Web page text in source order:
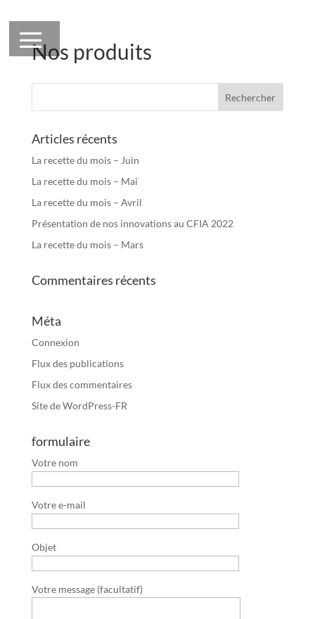
Nos produits
Articles récents
La recette du mois – Juin
La recette du mois – Mai
La recette du mois – Avril
Présentation de nos innovations au CFIA 2022
La recette du mois – Mars
Commentaires récents
Méta
Connexion
Flux des publications
Flux des commentaires
Site de WordPress-FR
formulaire
Votre nom
Votre e-mail
Objet
Votre message (facultatif)